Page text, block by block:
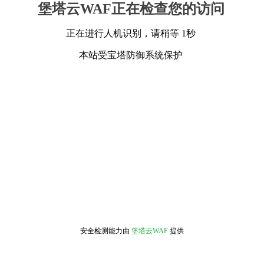
堡塔云WAF正在检查您的访问
正在进行人机识别，请稍等 1秒
本站受宝塔防御系统保护
安全检测能力由 堡塔云WAF 提供